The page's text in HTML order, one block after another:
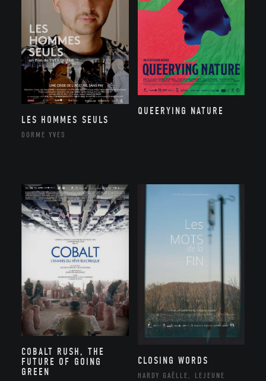
LES HOMMES SEULS
DORME YVES
QUEERYING NATURE
COBALT RUSH, THE
FUTURE OF GOING
GREEN
CLOSING WORDS
HARDY GAËLLE, LEJEUNE